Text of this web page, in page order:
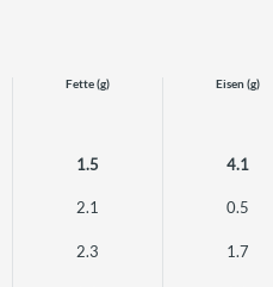
Fette (g) Eisen (g)
1.5 4.1
2.1 0.5
2.3 1.7